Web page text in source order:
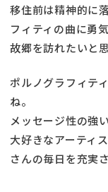
移住前は精神的に
フィティの曲に勇
故郷を訪れたいと
ポルノグラフィテ
ね。
メッセージ性の強
大好きなアーティ
さんの毎日を充実